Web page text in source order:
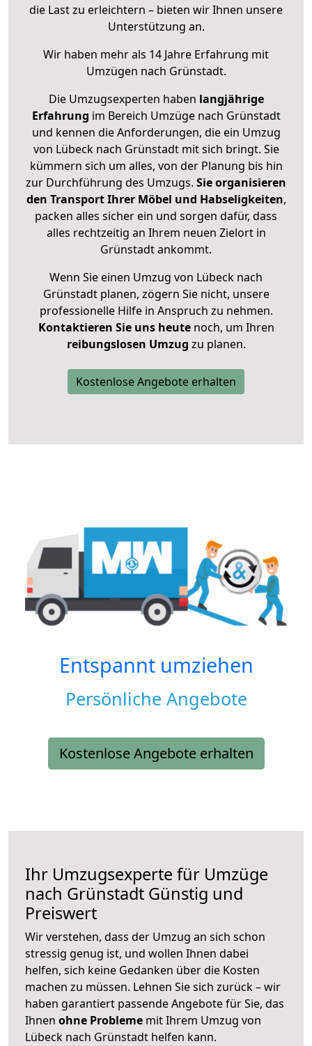
die Last zu erleichtern – bieten wir Ihnen unsere
Unterstützung an.
Wir haben mehr als 14 Jahre Erfahrung mit
Umzügen nach Grünstadt.
Die Umzugsexperten haben langjährige
Erfahrung im Bereich Umzüge nach Grünstadt
und kennen die Anforderungen, die ein Umzug
von Lübeck nach Grünstadt mit sich bringt. Sie
kümmern sich um alles, von der Planung bis hin
zur Durchführung des Umzugs. Sie organisieren
den Transport Ihrer Möbel und Habseligkeiten,
packen alles sicher ein und sorgen dafür, dass
alles rechtzeitig an Ihrem neuen Zielort in
Grünstadt ankommt.
Wenn Sie einen Umzug von Lübeck nach
Grünstadt planen, zögern Sie nicht, unsere
professionelle Hilfe in Anspruch zu nehmen.
Kontaktieren Sie uns heutenoch, um Ihren
reibungslosen Umzug zu planen.
Kostenlose Angebote erhalten
Entspannt umziehen
Persönliche Angebote
Kostenlose Angebote erhalten
Ihr Umzugsexperte für Umzüge
nach Grünstadt Günstig und
Preiswert
Wir verstehen, dass der Umzug an sich schon
stressig genug ist, und wollen Ihnen dabei
helfen, sich keine Gedanken über die Kosten
machen zu müssen. Lehnen Sie sich zurück – wir
haben garantiert passende Angebote für Sie, das
Ihnen ohne Probleme mit Ihrem Umzug von
Lübeck nach Grünstadt helfen kann.